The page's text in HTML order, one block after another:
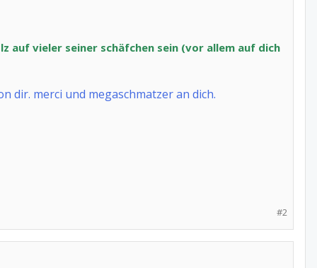
auf vieler seiner schäfchen sein (vor allem auf dich
dir. merci und megaschmatzer an dich.
#2